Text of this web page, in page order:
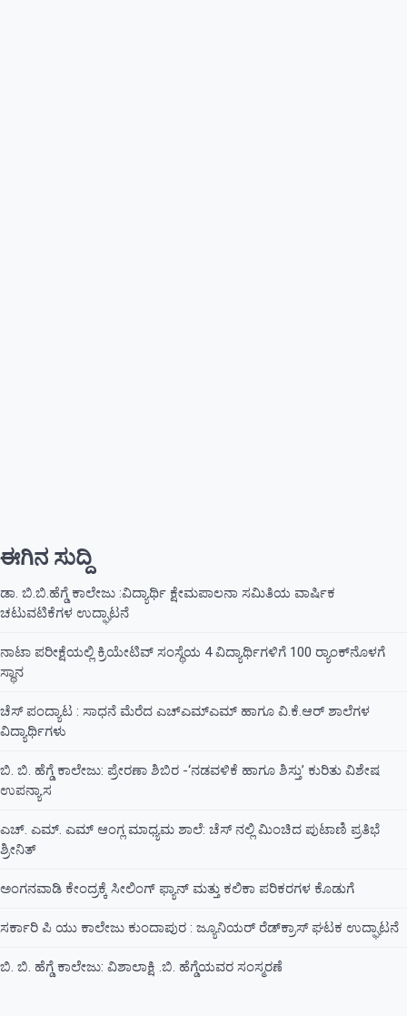
ಈಗಿನ ಸುದ್ದಿ
ಡಾ. ಬಿ.ಬಿ.ಹೆಗ್ಡೆ ಕಾಲೇಜು :ವಿದ್ಯಾರ್ಥಿ ಕ್ಷೇಮಪಾಲನಾ ಸಮಿತಿಯ ವಾರ್ಷಿಕ
ಚಟುವಟಿಕೆಗಳ ಉದ್ಘಾಟನೆ
ನಾಟಾ ಪರೀಕ್ಷೆಯಲ್ಲಿ ಕ್ರಿಯೇಟಿವ್ ಸಂಸ್ಥೆಯ 4 ವಿದ್ಯಾರ್ಥಿಗಳಿಗೆ 100 ರ‍್ಯಾಂಕ್‌ನೊಳಗೆ
ಸ್ಥಾನ
ಚೆಸ್ ಪಂದ್ಯಾಟ : ಸಾಧನೆ ಮೆರೆದ ಎಚ್ಎಮ್ಎಮ್ ಹಾಗೂ ವಿ.ಕೆ.ಆರ್ ಶಾಲೆಗಳ
ವಿದ್ಯಾರ್ಥಿಗಳು
ಬಿ. ಬಿ. ಹೆಗ್ಡೆ ಕಾಲೇಜು: ಪ್ರೇರಣಾ ಶಿಬಿರ -‘ನಡವಳಿಕೆ ಹಾಗೂ ಶಿಸ್ತು’ ಕುರಿತು ವಿಶೇಷ
ಉಪನ್ಯಾಸ
ಎಚ್. ಎಮ್. ಎಮ್ ಆಂಗ್ಲ ಮಾಧ್ಯಮ ಶಾಲೆ: ಚೆಸ್ ನಲ್ಲಿ ಮಿಂಚಿದ ಪುಟಾಣಿ ಪ್ರತಿಭೆ
ಶ್ರೀನಿತ್
ಅಂಗನವಾಡಿ ಕೇಂದ್ರಕ್ಕೆ ಸೀಲಿಂಗ್ ಫ್ಯಾನ್ ಮತ್ತು ಕಲಿಕಾ ಪರಿಕರಗಳ ಕೊಡುಗೆ
ಸರ್ಕಾರಿ ಪಿ ಯು ಕಾಲೇಜು ಕುಂದಾಪುರ : ಜ್ಯೂನಿಯರ್‌ ರೆಡ್‌ಕ್ರಾಸ್‌ ಘಟಕ ಉದ್ಘಾಟನೆ
ಬಿ. ಬಿ. ಹೆಗ್ಡೆ ಕಾಲೇಜು: ವಿಶಾಲಾಕ್ಷಿ .ಬಿ. ಹೆಗ್ಡೆಯವರ ಸಂಸ್ಮರಣೆ